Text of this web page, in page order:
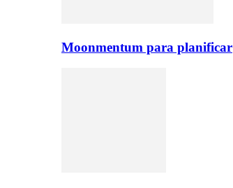
Moonmentum para planificar